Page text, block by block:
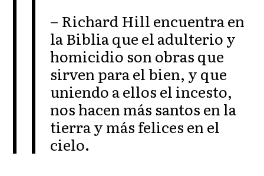
– Richard Hill encuentra en
la Biblia que el adulterio y
homicidio son obras que
sirven para el bien, y que
uniendo a ellos el incesto,
nos hacen más santos en la
tierra y más felices en el
cielo.